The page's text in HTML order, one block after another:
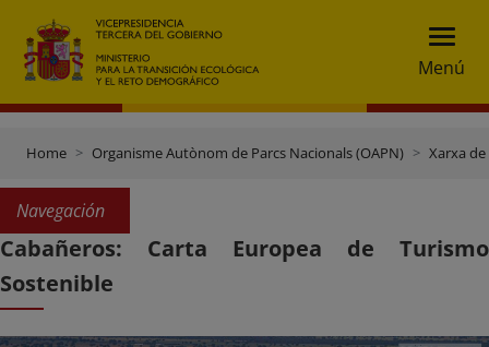
Menú
Home Organisme Autònom de Parcs Nacionals (OAPN) Xarxa
Navegación
Cabañeros: Carta Europea de Turismo
Sostenible